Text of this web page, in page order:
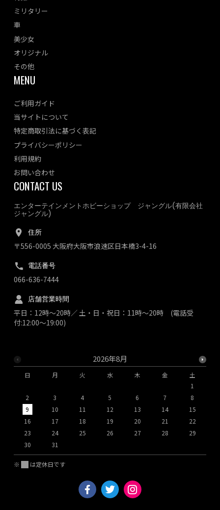
2026年8月
日 月 火 水 木 金
土
1
2
3 4 5 6 7
8
9
10 11 12 13 14
15
16
17 18 19 20 21
22
23
24 25 26 27 28
29
30
31
※ は定休日です
ミリタリー
車
美少女
オリジナル
その他
MENU
ご利用ガイド
当サイトについて
特定商取引法に基づく表記
プライバシーポリシー
利用規約
お問い合わせ
CONTACT US
エンターテインメントホビーショップ ジャングル(有限会社
ジャングル)
住所
〒556-0005 大阪府大阪市浪速区日本橋3-4-16
電話番号
066-636-7444
店舗営業時間
平日：12時～20時／ 土・日・祝日：11時～20時 (電話受
付:12:00～19:00)